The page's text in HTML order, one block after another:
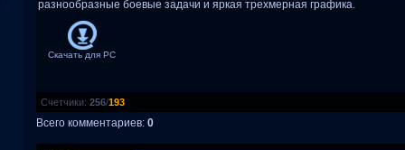
разнообразные боевые задачи и яркая трехмерная графика.
Скачать для PC
Счетчики: 256/193
Всего комментариев: 0